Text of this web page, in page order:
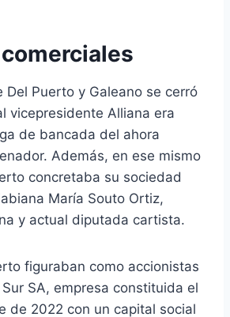
Del Puerto y Galeano se cerró
vicepresidente Alliana era
de bancada del ahora
Además, en ese mismo
concretaba su sociedad
María Souto Ortiz,
y actual diputada cartista.
figuraban como accionistas
SA, empresa constituida el
de 2022 con un capital social